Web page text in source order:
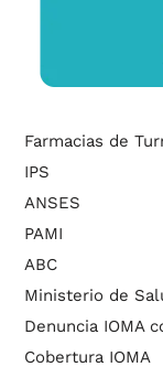
Farmacias de
IPS
ANSES
PAMI
ABC
Ministerio de
Denuncia IOMA
Cobertura IOMA